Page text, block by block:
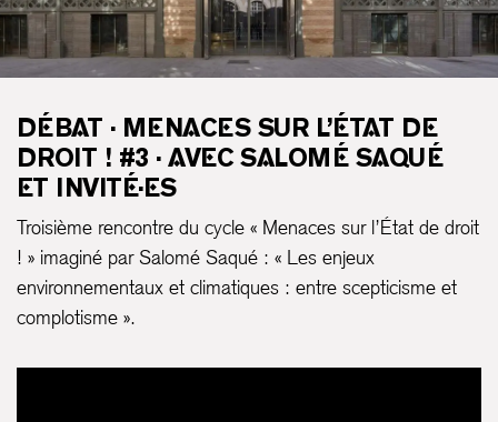
DÉBAT · MENACES SUR L’ÉTAT DE
DROIT ! #3 · AVEC SALOMÉ SAQUÉ
ET INVITÉ·ES
Troisième rencontre du cycle « Menaces sur l’État de droit
! » imaginé par Salomé Saqué : « Les enjeux
environnementaux et climatiques : entre scepticisme et
complotisme ».